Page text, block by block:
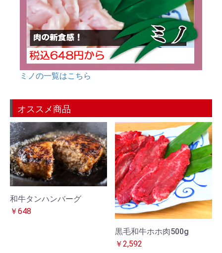
ミノの一覧はこちら
オススメ商品
和牛タンハンバーグ
￥648
黒毛和牛ホホ肉500g
￥2,592